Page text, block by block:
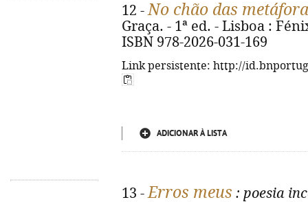
12 -No chão das
Graça. - 1ª ed. - Lisboa :
ISBN 978-2026-031-169
Link persistente: http://
ADICIONAR À LISTA
13 -Erros meus : poesia